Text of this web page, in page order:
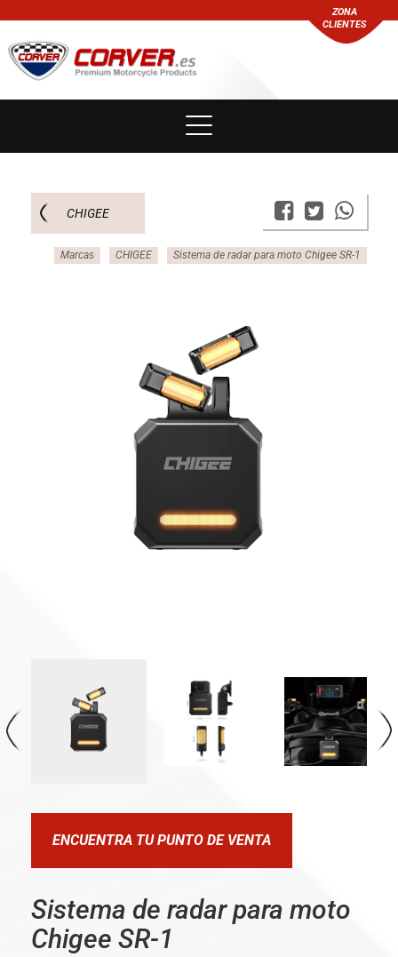
ZONA
CLIENTES
CHIGEE
Marcas CHIGEE Sistema de radar para moto Chigee SR-1
ENCUENTRA TU PUNTO DE VENTA
Sistema de radar para moto
Chigee SR-1